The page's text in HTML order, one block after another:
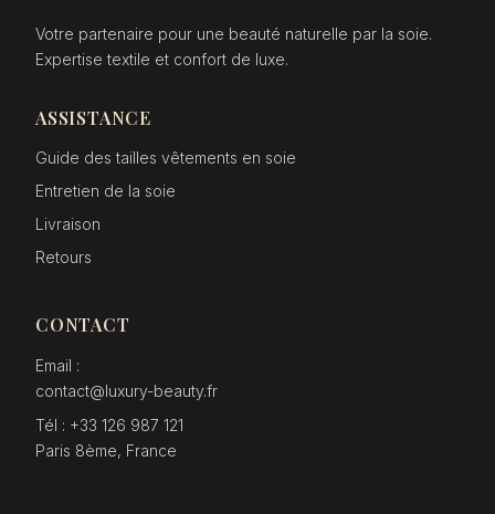
Votre partenaire pour une beauté naturelle par la soie.
Expertise textile et confort de luxe.
ASSISTANCE
Guide des tailles vêtements en soie
Entretien de la soie
Livraison
Retours
CONTACT
Email :
contact@luxury-beauty.fr
Tél : +33 126 987 121
Paris 8ème, France